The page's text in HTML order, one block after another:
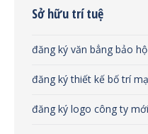
Sở hữu trí tuệ
đăng ký văn bẳng bảo
đăng ký thiết kế bố trí
đăng ký logo công ty